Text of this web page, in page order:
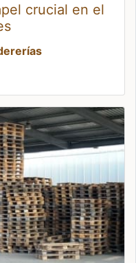
crucial en el